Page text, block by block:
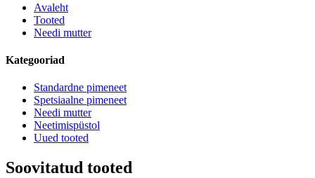
Avaleht
Tooted
Needi mutter
Kategooriad
Standardne pimeneet
Spetsiaalne pimeneet
Needi mutter
Neetimispüstol
Uued tooted
Soovitatud tooted